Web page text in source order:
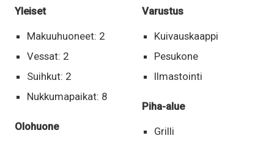
Yleiset
Makuuhuoneet: 2
Vessat: 2
Suihkut: 2
Nukkumapaikat: 8
Olohuone
Varustus
Kuivauskaappi
Pesukone
Ilmastointi
Piha-alue
Grilli